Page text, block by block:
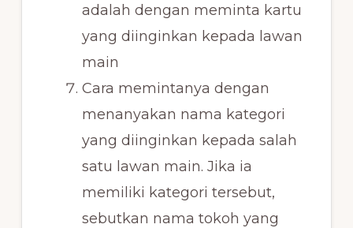
adalah dengan meminta kartu
yang diinginkan kepada lawan
main
Cara memintanya dengan
menanyakan nama kategori
yang diinginkan kepada salah
satu lawan main. Jika ia
memiliki kategori tersebut,
sebutkan nama tokoh yang